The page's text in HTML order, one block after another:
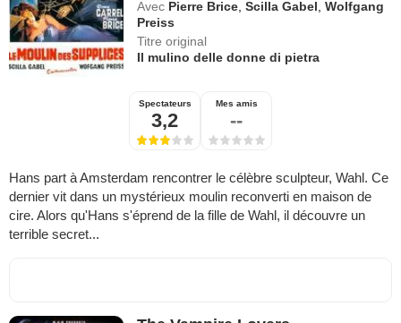
Avec Pierre Brice ,Scilla Gabel ,Wolfgang
Preiss
Titre original
Il mulino delle donne di pietra
Spectateurs
3,2
Mes amis
--
Hans part à Amsterdam rencontrer le célèbre sculpteur, Wahl. Ce
dernier vit dans un mystérieux moulin reconverti en maison de
cire. Alors qu'Hans s'éprend de la fille de Wahl, il découvre un
terrible secret...